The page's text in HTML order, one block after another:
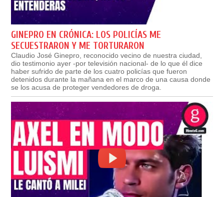
GINEPRO EN CRÓNICA: LOS POLICÍAS ME
SECUESTRARON Y ME TORTURARON
Claudio José Ginepro, reconocido vecino de nuestra ciudad,
dio testimonio ayer -por televisión nacional- de lo que él dice
haber sufrido de parte de los cuatro policías que fueron
detenidos durante la mañana en el marco de una causa donde
se los acusa de proteger vendedores de droga.